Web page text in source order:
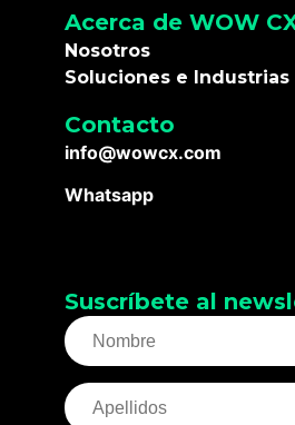
Acerca de WOW
Nosotros
Soluciones e Industrias
Contacto
info@wowcx.com
Whatsapp
Suscríbete al